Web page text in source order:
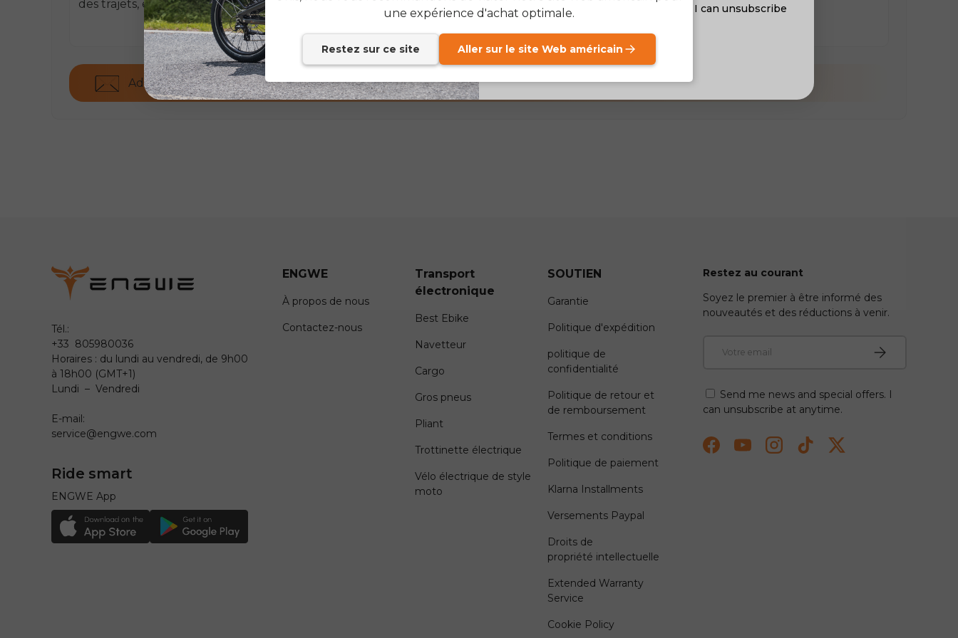
des trajets, etc.
suppression via l'adresse
électronique dédiée.
Adresse e-mail de contact dédiée :service@engwe.com
Tél.:
+33 805980036
Horaires : du lundi au vendredi, de 9h00
à 18h00 (GMT+1)
Lundi – Vendredi
E-mail:
service@engwe.com
Ride smart
ENGWE App
ENGWE
À propos de nous
Contactez-nous
Transport
électronique
Best Ebike
Navetteur
Cargo
Gros pneus
Pliant
Trottinette électrique
Vélo électrique de style
moto
SOUTIEN
Garantie
Politique d'expédition
politique de
confidentialité
Politique de retour et
de remboursement
Termes et conditions
Politique de paiement
Klarna Installments
Versements Paypal
Droits de
propriété intellectuelle
Extended Warranty
Service
Cookie Policy
Restez au courant
Soyez le premier à être informé des
nouveautés et des réductions à venir.
S'abonner
Send me news and special offers. I
can unsubscribe at anytime.
FacebookYouTubeInstagramTikTokTwitter
une expérience d'achat optimale.
Restez sur ce site Aller sur le site Web américain
email_marketing_consent
Send me news and special offers. I can unsubscribe
at anytime.